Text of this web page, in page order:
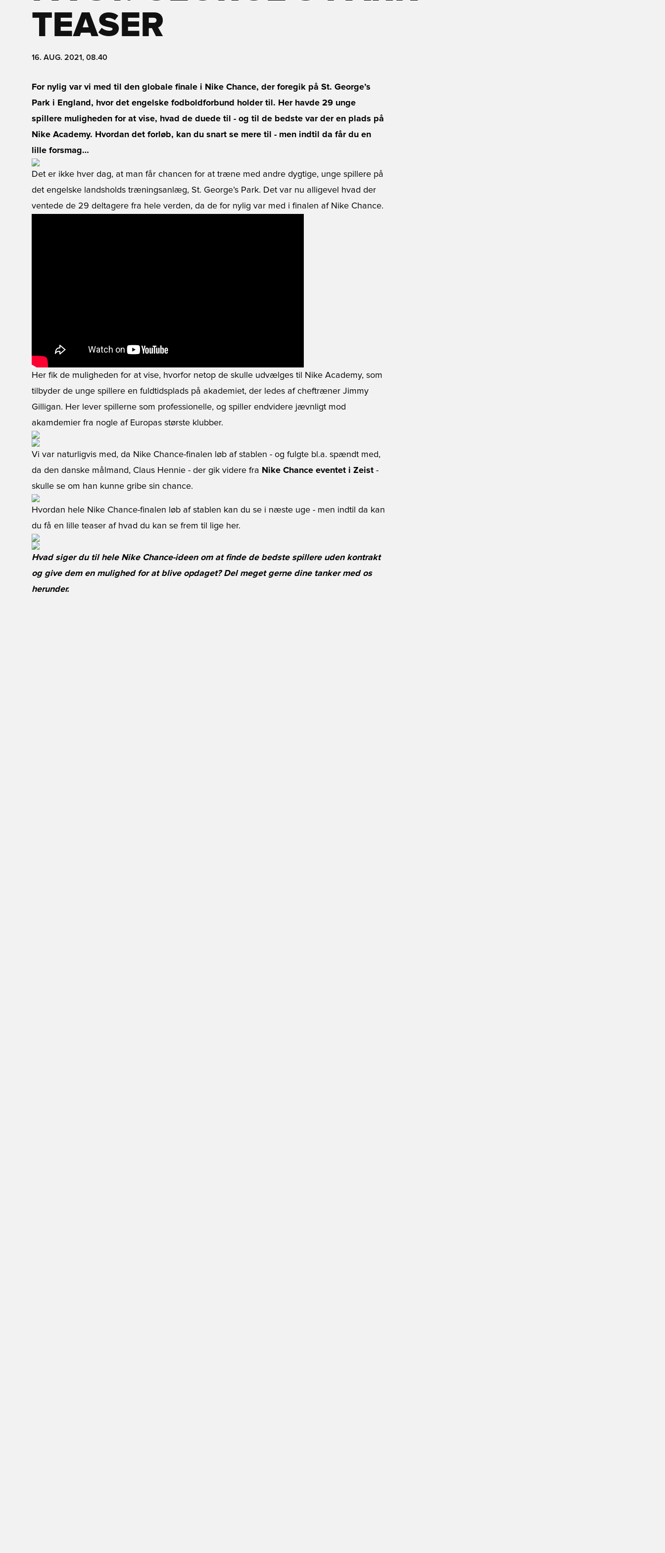
TEASER
16. AUG. 2021, 08.40
For nylig var vi med til den globale finale i Nike Chance, der foregik på St. George’s
Park i England, hvor det engelske fodboldforbund holder til. Her havde 29 unge
spillere muligheden for at vise, hvad de duede til - og til de bedste var der en plads på
Nike Academy. Hvordan det forløb, kan du snart se mere til - men indtil da får du en
lille forsmag…
Det er ikke hver dag, at man får chancen for at træne med andre dygtige, unge spillere på
det engelske landsholds træningsanlæg, St. George’s Park. Det var nu alligevel hvad der
ventede de 29 deltagere fra hele verden, da de for nylig var med i finalen af Nike Chance.
Her fik de muligheden for at vise, hvorfor netop de skulle udvælges til Nike Academy, som
tilbyder de unge spillere en fuldtidsplads på akademiet, der ledes af cheftræner Jimmy
Gilligan. Her lever spillerne som professionelle, og spiller endvidere jævnligt mod
akamdemier fra nogle af Europas største klubber.
Vi var naturligvis med, da Nike Chance-finalen løb af stablen - og fulgte bl.a. spændt med,
da den danske målmand, Claus Hennie - der gik videre fra Nike Chance eventet i Zeist -
skulle se om han kunne gribe sin chance.
Hvordan hele Nike Chance-finalen løb af stablen kan du se i næste uge - men indtil da kan
du få en lille teaser af hvad du kan se frem til lige her.
Hvad siger du til hele Nike Chance-ideen om at finde de bedste spillere uden kontrakt
og give dem en mulighed for at blive opdaget? Del meget gerne dine tanker med os
herunder.